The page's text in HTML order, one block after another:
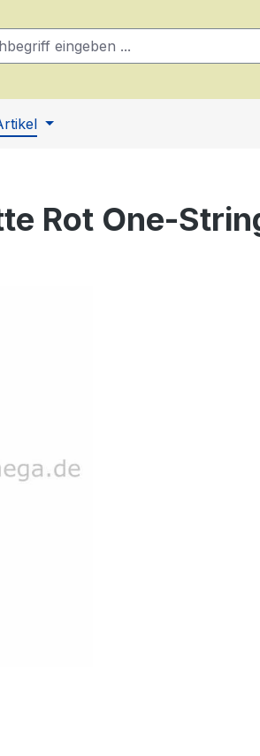
Rot One-